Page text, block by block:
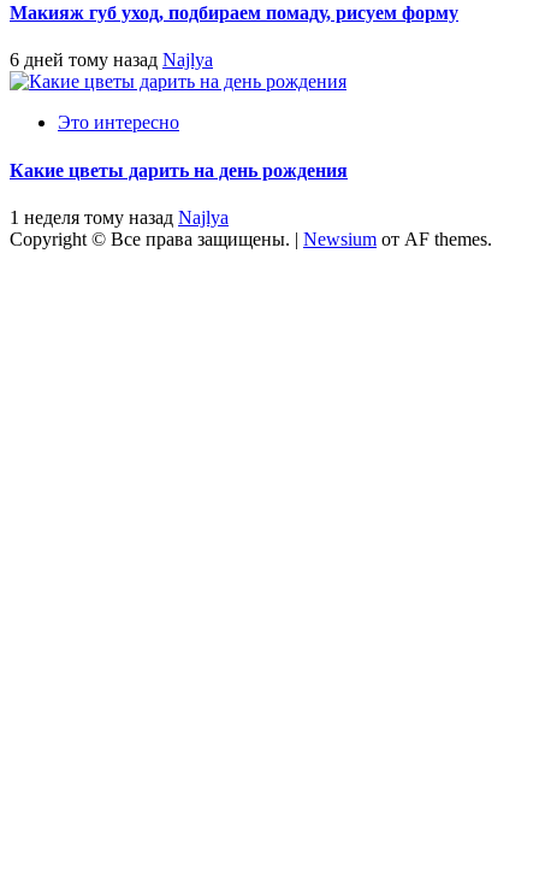
Макияж губ уход, подбираем помаду, рисуем форму
6 дней тому назад Najlya
Это интересно
Какие цветы дарить на день рождения
1 неделя тому назад Najlya
Copyright © Все права защищены. | Newsium от AF themes.